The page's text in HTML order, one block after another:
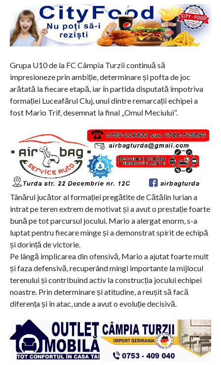
Grupa U10 de la FC Câmpia Turzii continuă să
impresioneze prin ambiție, determinare și pofta de joc
arătată la fiecare etapă, iar în partida disputată împotriva
formației Luceafărul Cluj, unul dintre remarcații echipei a
fost Mario Trif, desemnat la final „Omul Meciului”.
Tânărul jucător al formației pregătite de Cătălin Iurian a
intrat pe teren extrem de motivat și a avut o prestație foarte
bună pe tot parcursul jocului. Mario a alergat enorm, s-a
luptat pentru fiecare minge și a demonstrat spirit de echipă
și dorință de victorie.
Pe lângă implicarea din ofensivă, Mario a ajutat foarte mult
și faza defensivă, recuperând mingi importante la mijlocul
terenului și contribuind activ la construcția jocului echipei
noastre. Prin determinare și atitudine, a reușit să facă
diferența și în atac, unde a avut o evoluție decisivă.